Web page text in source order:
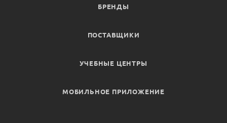
БРЕНДЫ
ПОСТАВЩИКИ
УЧЕБНЫЕ ЦЕНТРЫ
МОБИЛЬНОЕ ПРИЛОЖЕНИЕ